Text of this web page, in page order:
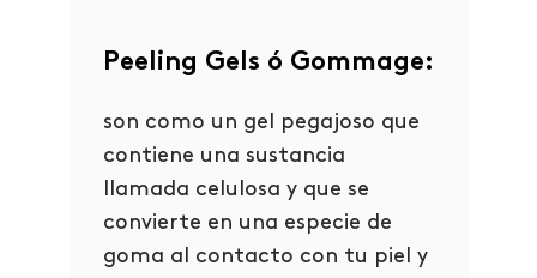
Peeling Gels ó Gommage:
son como un gel pegajoso que
contiene una sustancia
llamada celulosa y que se
convierte en una especie de
goma al contacto con tu piel y